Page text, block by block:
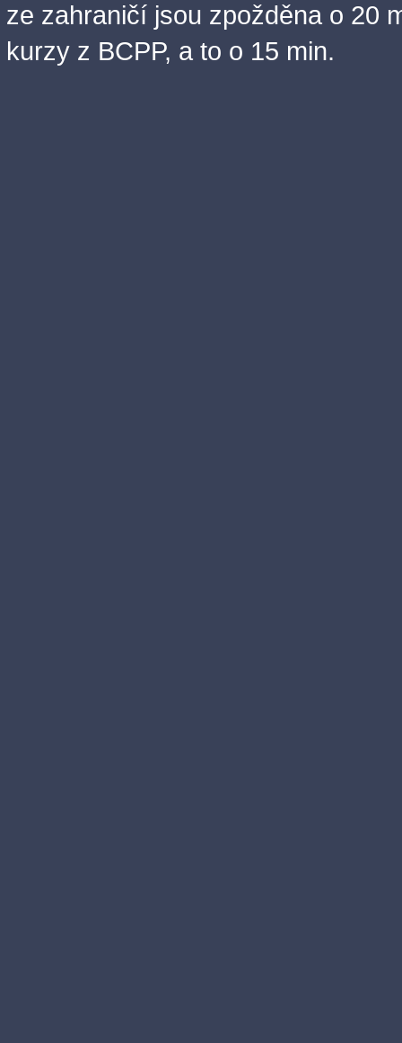
ze zahraničí jsou zpožděna o 20
kurzy z BCPP, a to o 15 min.